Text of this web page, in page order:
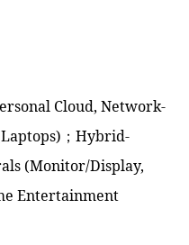
Cloud, Network-
；Hybrid-
(Monitor/Display,
Entertainment